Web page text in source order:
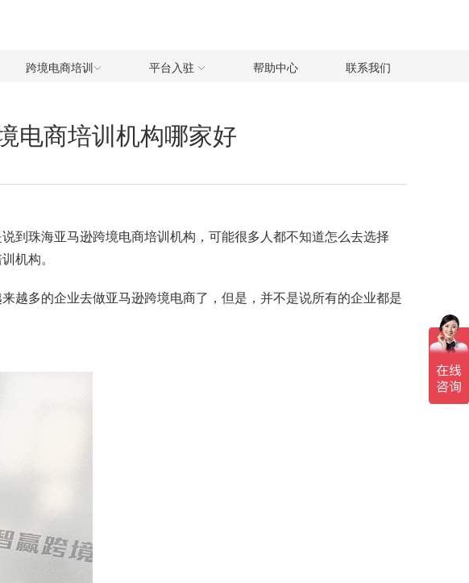
跨境电商培训 平台入驻 帮助中心 联系我们
电商培训机构哪家好
到珠海亚马逊跨境电商培训机构，可能很多人都不知道怎么去选择
机构。
越多的企业去做亚马逊跨境电商了，但是，并不是说所有的企业都是